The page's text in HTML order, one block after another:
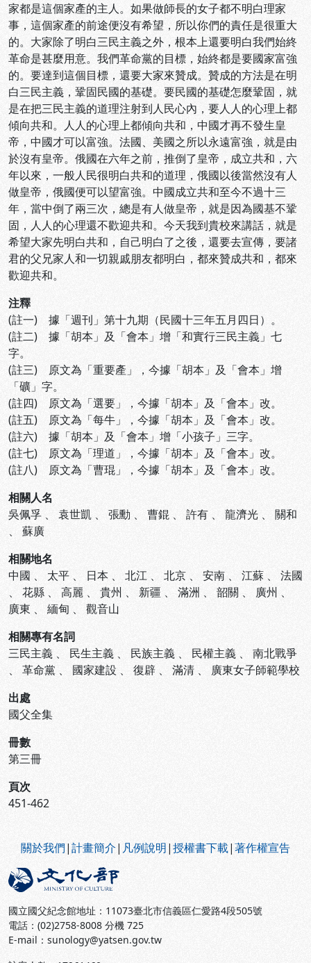
家都是這個家產的主人。如果做師長的女子都不明白理家
事，這個家產的前途便沒有希望，所以你們的責任是很重大
的。大家除了明白三民主義之外，根本上還要明白我們始終
革命是甚麼用意。我們革命黨的目標，始終都是要國家富強
的。要達到這個目標，還要大家來贊成。贊成的方法是在明
白三民主義，鞏固民國的基礎。要民國的基礎怎麼鞏固，就
是在把三民主義的道理注射到人民心內，要人人的心理上都
傾向共和。人人的心理上都傾向共和，中國才再不發生皇
帝，中國才可以富強。法國、美國之所以永遠富強，就是由
於沒有皇帝。俄國在六年之前，推倒了皇帝，成立共和，六
年以來，一般人民很明白共和的道理，俄國以後當然沒有人
做皇帝，俄國便可以望富強。中國成立共和至今不過十三
年，當中倒了兩三次，總是有人做皇帝，就是因為國基不鞏
固，人人的心理還不歡迎共和。今天我到貴校來講話，就是
希望大家先明白共和，自己明白了之後，還要去宣傳，要諸
君的父兄家人和一切親戚朋友都明白，都來贊成共和，都來
歡迎共和。
注釋
(註一) 據「週刊」第十九期（民國十三年五月四日）。
(註二) 據「胡本」及「會本」增「和實行三民主義」七
字。
(註三) 原文為「重要產」，今據「胡本」及「會本」增
「礦」字。
(註四) 原文為「選要」，今據「胡本」及「會本」改。
(註五) 原文為「每牛」，今據「胡本」及「會本」改。
(註六) 據「胡本」及「會本」增「小孩子」三字。
(註七) 原文為「理道」，今據「胡本」及「會本」改。
(註八) 原文為「曹琨」，今據「胡本」及「會本」改。
相關人名
吳佩孚 、 袁世凱 、 張勳 、 曹錕 、 許有 、 龍濟光 、 關和
、 蘇廣
相關地名
中國 、 太平 、 日本 、 北江 、 北京 、 安南 、 江蘇 、 法國
、 花縣 、 高麗 、 貴州 、 新疆 、 滿洲 、 韶關 、 廣州 、
廣東 、 緬甸 、 觀音山
相關專有名詞
三民主義 、 民生主義 、 民族主義 、 民權主義 、 南北戰爭
、 革命黨 、 國家建設 、 復辟 、 滿清 、 廣東女子師範學校
出處
國父全集
冊數
第三冊
頁次
451-462
關於我們|計畫簡介| 凡例說明|授權書下載|著作權宣告
國立國父紀念館地址：11073臺北市信義區仁愛路4段505號
電話：(02)2758-8008 分機 725
E-mail：sunology@yatsen.gov.tw